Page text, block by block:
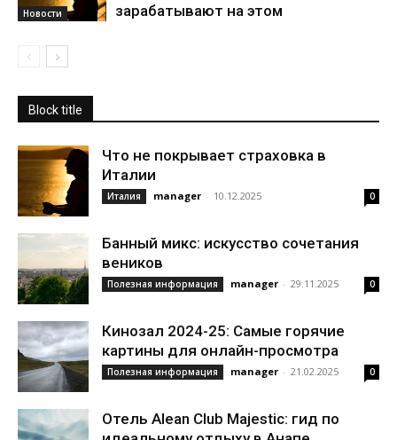
Новости
зарабатывают на этом
Block title
Что не покрывает страховка в
Италии
Италия manager - 10.12.2025 0
Банный микс: искусство сочетания
веников
Полезная информация manager - 29.11.2025 0
Кинозал 2024-25: Самые горячие
картины для онлайн-просмотра
Полезная информация manager - 21.02.2025 0
Отель Alean Club Majestic: гид по